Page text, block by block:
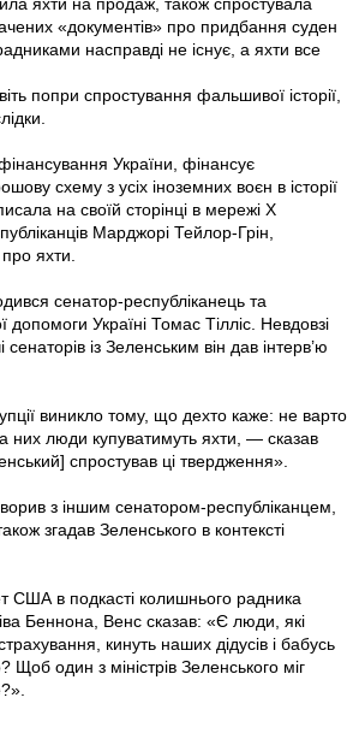
яхти на продаж, також спростувала
«документів» про придбання суден
насправді не існує, а яхти все
попри спростування фальшивої історії,
України, фінансує
схему з усіх іноземних воєн в історії
на своїй сторінці в мережі Х
Марджорі Тейлор-Грін,
яхти.
сенатор-республіканець та
допомоги Україні Томас Тілліс. Невдовзі
сенаторів із Зеленським він дав інтерв’ю
виникло тому, що дехто каже: не варто
них люди купуватимуть яхти, — сказав
спростував ці твердження».
з іншим сенатором-республіканцем,
згадав Зеленського в контексті
в подкасті колишнього радника
Беннона, Венс сказав: «Є люди, які
кинуть наших дідусів і бабусь
Щоб один з міністрів Зеленського міг